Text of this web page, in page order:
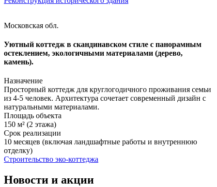
Московская обл.
Уютный коттедж в скандинавском стиле с панорамным
остеклением, экологичными материалами (дерево,
камень).
Назначение
Просторный коттедж для круглогодичного проживания семьи
из 4-5 человек. Архитектура сочетает современный дизайн с
натуральными материалами.
Площадь объекта
150 м² (2 этажа)
Срок реализации
10 месяцев (включая ландшафтные работы и внутреннюю
отделку)
Строительство эко-коттеджа
Новости и акции